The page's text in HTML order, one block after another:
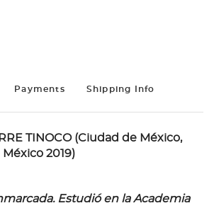
Payments Shipping Info
TINOCO (Ciudad de México,
2019)
Estudió en la Academia